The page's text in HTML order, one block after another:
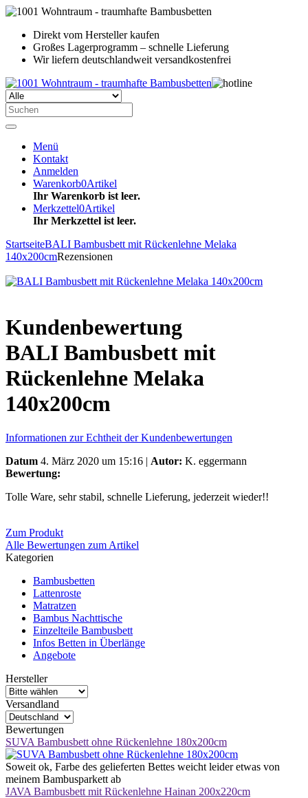
Direkt vom Hersteller kaufen
Großes Lagerprogramm – schnelle Lieferung
Wir liefern deutschlandweit versandkostenfrei
Menü
Kontakt
Anmelden
Warenkorb0Artikel
Ihr Warenkorb ist leer.
Merkzettel0Artikel
Ihr Merkzettel ist leer.
StartseiteBALI Bambusbett mit Rückenlehne Melaka
140x200cmRezensionen
Kundenbewertung
BALI Bambusbett mit
Rückenlehne Melaka
140x200cm
Informationen zur Echtheit der Kundenbewertungen
Datum 4. März 2020 um 15:16 | Autor: K. eggermann
Bewertung:
Tolle Ware, sehr stabil, schnelle Lieferung, jederzeit wieder!!
Zum Produkt
Alle Bewertungen zum Artikel
Kategorien
Bambusbetten
Lattenroste
Matratzen
Bambus Nachttische
Einzelteile Bambusbett
Infos Betten in Überlänge
Angebote
Hersteller
Versandland
Bewertungen
SUVA Bambusbett ohne Rückenlehne 180x200cm
Soweit ok, Farbe des gelieferten Bettes weicht leider etwas von
meinem Bambusparkett ab
JAVA Bambusbett mit Rückenlehne Hainan 200x220cm